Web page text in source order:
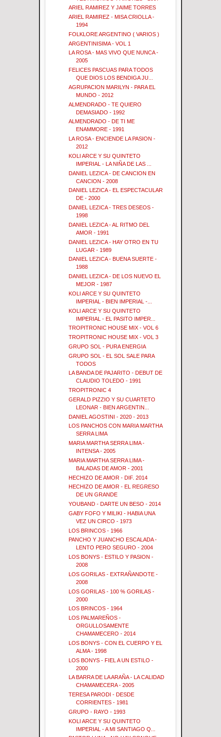
ARIEL RAMIREZ Y JAIME TORRES
ARIEL RAMIREZ - MISA CRIOLLA -
1994
FOLKLORE ARGENTINO ( VARIOS )
ARGENTINISIMA - VOL 1
LA ROSA - MAS VIVO QUE NUNCA -
2005
FELICES PASCUAS PARA TODOS
QUE DIOS LOS BENDIGA JU...
AGRUPACION MARILYN - PARA EL
MUNDO - 2012
ALMENDRADO - TE QUIERO
DEMASIADO - 1992
ALMENDRADO - DE TI ME
ENAMMORE - 1991
LA ROSA - ENCIENDE LA PASION -
2012
KOLI ARCE Y SU QUINTETO
IMPERIAL - LA NIÑA DE LAS ...
DANIEL LEZICA - DE CANCION EN
CANCION - 2008
DANIEL LEZICA - EL ESPECTACULAR
DE - 2000
DANIEL LEZICA - TRES DESEOS -
1998
DANIEL LEZICA - AL RITMO DEL
AMOR - 1991
DANIEL LEZICA - HAY OTRO EN TU
LUGAR - 1989
DANIEL LEZICA - BUENA SUERTE -
1988
DANIEL LEZICA - DE LOS NUEVO EL
MEJOR - 1987
KOLI ARCE Y SU QUINTETO
IMPERIAL - BIEN IMPERIAL -...
KOLI ARCE Y SU QUINTETO
IMPERIAL - EL PASITO IMPER...
TROPITRONIC HOUSE MIX - VOL 6
TROPITRONIC HOUSE MIX - VOL 3
GRUPO SOL - PURA ENERGIA
GRUPO SOL - EL SOL SALE PARA
TODOS
LA BANDA DE PAJARITO - DEBUT DE
CLAUDIO TOLEDO - 1991
TROPITRONIC 4
GERALD PIZZIO Y SU CUARTETO
LEONAR - BIEN ARGENTIN...
DANIEL AGOSTINI - 2020 - 2013
LOS PANCHOS CON MARIA MARTHA
SERRA LIMA
MARIA MARTHA SERRA LIMA -
INTENSA - 2005
MARIA MARTHA SERRA LIMA -
BALADAS DE AMOR - 2001
HECHIZO DE AMOR - DIF. 2014
HECHIZO DE AMOR - EL REGRESO
DE UN GRANDE
YOUBAND - DARTE UN BESO - 2014
GABY FOFO Y MILIKI - HABIA UNA
VEZ UN CIRCO - 1973
LOS BRINCOS - 1966
PANCHO Y JUANCHO ESCALADA -
LENTO PERO SEGURO - 2004
LOS BONYS - ESTILO Y PASION -
2008
LOS GORILAS - EXTRAÑANDOTE -
2008
LOS GORILAS - 100 % GORILAS -
2000
LOS BRINCOS - 1964
LOS PALMAREÑOS -
ORGULLOSAMENTE
CHAMAMECERO - 2014
LOS BONYS - CON EL CUERPO Y EL
ALMA - 1998
LOS BONYS - FIEL A UN ESTILO -
2000
LA BARRA DE LA ARAÑA - LA CALIDAD
CHAMAMECERA - 2005
TERESA PARODI - DESDE
CORRIENTES - 1981
GRUPO - RAYO - 1993
KOLI ARCE Y SU QUINTETO
IMPERIAL - A MI SANTIAGO Q...